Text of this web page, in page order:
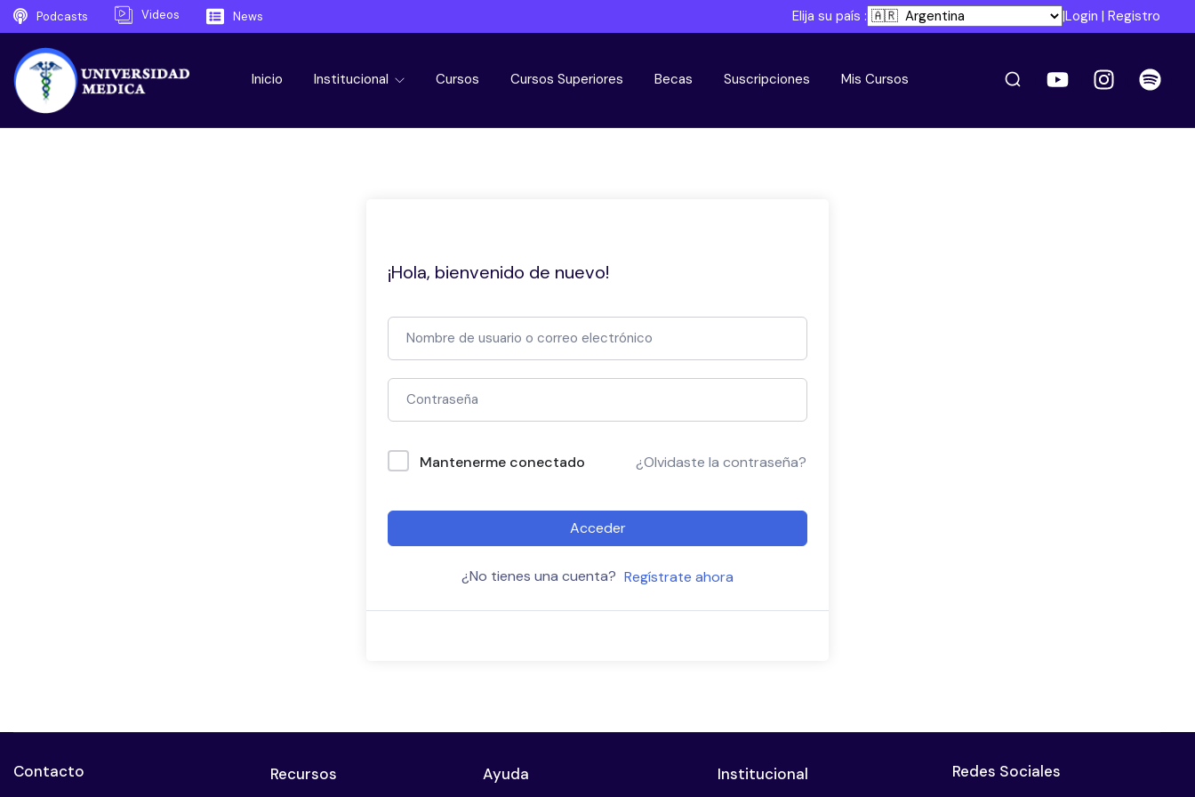
Podcasts Videos News Elija su país : |Login | Registro
Inicio Institucional Cursos Cursos Superiores Becas Suscripciones Mis Cursos
¡Hola, bienvenido de nuevo!
Mantenerme conectado ¿Olvidaste la contraseña?
Acceder
¿No tienes una cuenta? Regístrate ahora
Contacto Recursos Ayuda Institucional Redes Sociales